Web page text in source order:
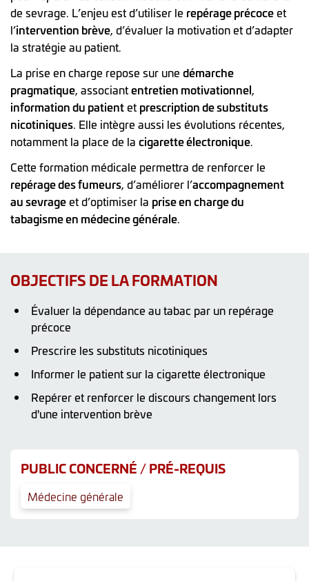
de sevrage. L’enjeu est d’utiliser le repérage précoceet
l’intervention brève, d’évaluer la motivation et d’adapter
la stratégie au patient.
La prise en charge repose sur une démarche
pragmatique, associantentretien motivationnel,
information du patientet prescription de substituts
nicotiniques. Elle intègre aussi les évolutions récentes,
notamment la place de la cigarette électronique.
Cette formation médicale permettra de renforcer le
repérage des fumeurs, d’améliorer l’accompagnement
au sevrageet d’optimiser la prise en charge du
tabagisme en médecine générale.
OBJECTIFS DE LA FORMATION
Évaluer la dépendance au tabac par un repérage
précoce
Prescrire les substituts nicotiniques
Informer le patient sur la cigarette électronique
Repérer et renforcer le discours changement lors
d'une intervention brève
PUBLIC CONCERNÉ / PRÉ-REQUIS
Médecine générale